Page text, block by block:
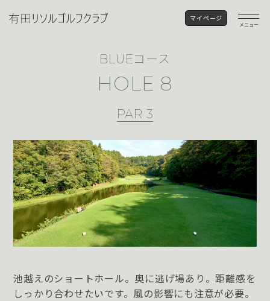
メニュー
マイページ
BLUEコース
HOLE 8
PAR 3
池越えのショートホール。奥に逃げ場あり。距離感を
しっかり合わせたいです。風の影響にも注意が必要。